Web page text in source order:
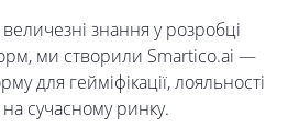
знання у розробці
ми створили Smartico.ai —
для гейміфікації, лояльності
на сучасному ринку.